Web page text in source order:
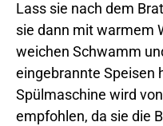
Lass sie nach dem
sie dann mit warmem
weichen Schwamm
eingebrannte Speisen
Spülmaschine wird
empfohlen, da sie die